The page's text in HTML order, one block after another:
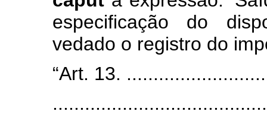
especificação do
vedado o registro do
“Art. 13.